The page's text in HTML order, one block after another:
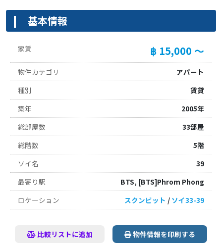
基本情報
家賃 ฿ 15,000 ～
物件カテゴリ
アパート
種別
賃貸
築年
2005年
総部屋数
33部屋
総階数
5階
ソイ名
39
最寄り駅
BTS, [BTS]Phrom Phong
ロケーション
スクンビット / ソイ33-39
比較リストに追加 物件情報を印刷する